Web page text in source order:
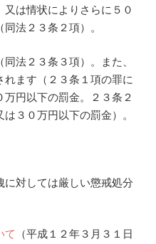
は情状によりさらに５０
法２３条２項）。
法２３条３項）。また、
ます（２３条１項の罪に
円以下の罰金。２３条２
３０万円以下の罰金）。
対しては厳しい懲戒処分
て （平成１２年３月３１日